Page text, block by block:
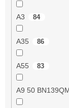
A3 84
A35 86
A55 83
A9 50